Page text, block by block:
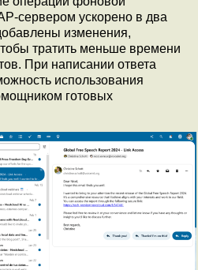
сервером ускорено в два
изменения,
тратить меньше времени
При написании ответа
использования
готовых